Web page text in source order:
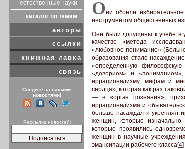
естественные науки
каталог по темам
авторы
ссылки
книжная лавка
связь
Следите за нашими
новостями!
Рассылка новостей:
Они обрели
инструментом общественных
Они были допущены к учебе в
качестве «метода
«любовное понимание»
образования стало
«определенную
«доверием» и «пониманием»,
иррационализму, мифам и
сердца», которая как раз
— в «орган познания»,
иррационализма и
больше насаждал и укреплял
женщин, которые
которые проявились
женщин в научные
эмансипации рабочего класса[4]